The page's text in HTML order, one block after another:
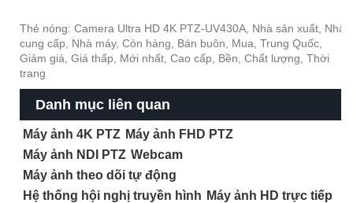
Thẻ nóng: Camera Ultra HD 4K PTZ-UV430A, Nhà sản xuất, Nhà
cung cấp, Nhà máy, Còn hàng, Bán buôn, Mua, Trung Quốc,
Giảm giá, Giá thấp, Mới nhất, Cao cấp, Bền, Chất lượng, Thời
trang
Danh mục liên quan
Máy ảnh 4K PTZ Máy ảnh FHD PTZ
Máy ảnh NDI PTZ Webcam
Máy ảnh theo dõi tự động
Hệ thống hội nghị truyền hình Máy ảnh HD trực tiếp